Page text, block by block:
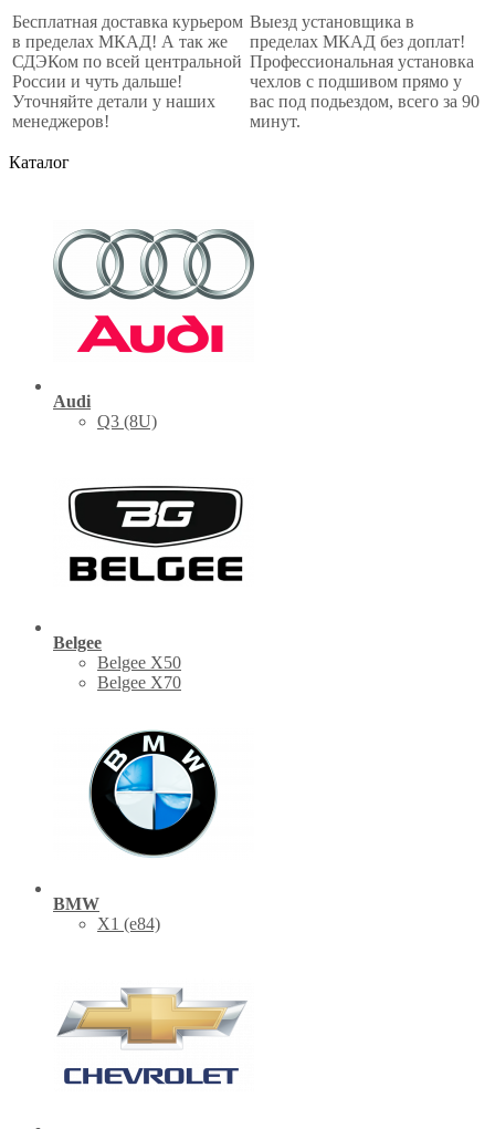
Бесплатная доставка курьером
в пределах МКАД! А так же
СДЭКом по всей центральной
России и чуть дальше!
Уточняйте детали у наших
менеджеров!
Выезд установщика в
пределах МКАД без доплат!
Профессиональная установка
чехлов с подшивом прямо у
вас под подьездом, всего за 90
минут.
Каталог
Audi
Q3 (8U)
Belgee
Belgee X50
Belgee X70
BMW
X1 (е84)